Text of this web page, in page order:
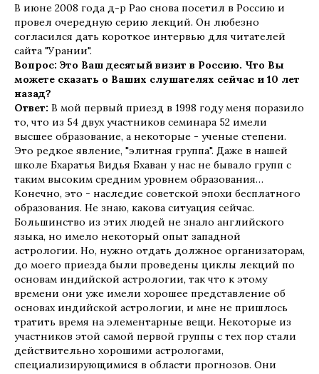
В июне 2008 года д-р Рао снова посетил в Россию и
провел очередную серию лекций. Он любезно
согласился дать короткое интервью для читателей
сайта "Урании".
Вопрос: Это Ваш десятый визит в Россию. Что Вы
можете сказать о Ваших слушателях сейчас и 10 лет
назад?
Ответ: В мой первый приезд в 1998 году меня поразило
то, что из 54 двух участников семинара 52 имели
высшее образование, а некоторые - ученые степени.
Это редкое явление, "элитная группа". Даже в нашей
школе Бхаратья Видья Бхаван у нас не бывало групп с
таким высоким средним уровнем образования…
Конечно, это - наследие советской эпохи бесплатного
образования. Не знаю, какова ситуация сейчас.
Большинство из этих людей не знало английского
языка, но имело некоторый опыт западной
астрологии. Но, нужно отдать должное организаторам,
до моего приезда были проведены циклы лекций по
основам индийской астрологии, так что к этому
времени они уже имели хорошее представление об
основах индийской астрологии, и мне не пришлось
тратить время на элементарные вещи. Некоторые из
участников этой самой первой группы с тех пор стали
действительно хорошими астрологами,
специализирующимися в области прогнозов. Они